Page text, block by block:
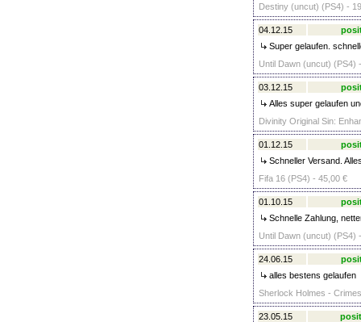
Destiny (uncut) (PS4) -
04.12.15
Super gelaufen.
Until Dawn (uncut) (PS4)
03.12.15
Alles super gelaufen
Divinity Original Sin:
01.12.15
Schneller Versand.
Fifa 16 (PS4) - 45,00 €
01.10.15
Schnelle Zahlung,
Until Dawn (uncut) (PS4)
24.06.15
alles bestens gelaufen
Sherlock Holmes -
23.05.15